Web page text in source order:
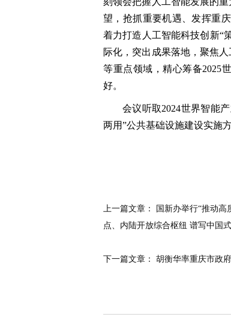
望，抢抓重要机遇、发挥重
着力打造人工智能科技创新“
际化，突出成果落地，聚焦
等重点领域，精心筹备2025
好。
会议听取2024世界智能
两用”公共基础设施建设实施方
上一篇文章：
国新办举行“推动
点、内陆开放综合枢纽 谱写中国
下一篇文章： 胡衡华率重庆市政